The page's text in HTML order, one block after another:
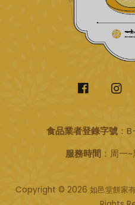
食品業者登錄字號 ：
服務時間 ：周一
Copyright © 2026 如邑堂餅家有